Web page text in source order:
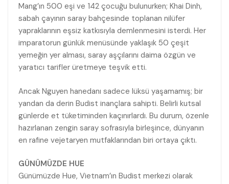
Mang’ın 500 eşi ve 142 çocuğu bulunurken; Khai Dinh,
sabah çayının saray bahçesinde toplanan nilüfer
yapraklarının eşsiz katkısıyla demlenmesini isterdi. Her
imparatorun günlük menüsünde yaklaşık 50 çeşit
yemeğin yer alması, saray aşçılarını daima özgün ve
yaratıcı tarifler üretmeye teşvik etti.
Ancak Nguyen hanedanı sadece lüksü yaşamamış; bir
yandan da derin Budist inançlara sahipti. Belirli kutsal
günlerde et tüketiminden kaçınırlardı. Bu durum, özenle
hazırlanan zengin saray sofrasıyla birleşince, dünyanın
en rafine vejetaryen mutfaklarından biri ortaya çıktı.
GÜNÜMÜZDE HUE
Günümüzde Hue, Vietnam’ın Budist merkezi olarak